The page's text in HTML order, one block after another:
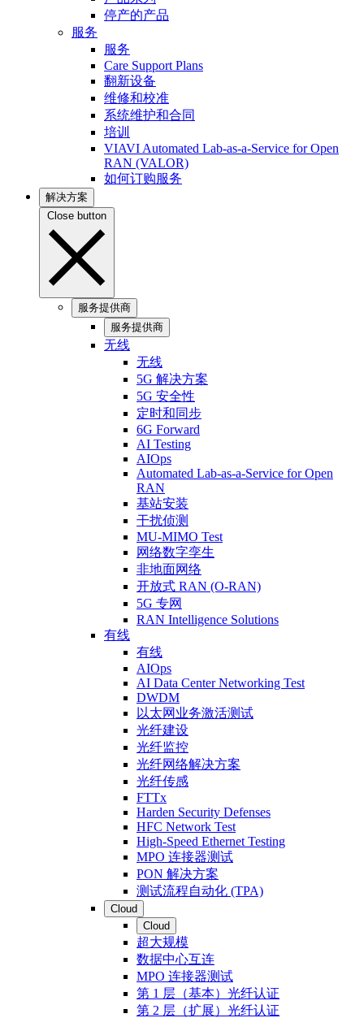
停产的产品
服务
服务
Care Support Plans
翻新设备
维修和校准
系统维护和合同
培训
VIAVI Automated Lab-as-a-Service for Open
RAN (VALOR)
如何订购服务
解决方案
Close button
服务提供商
服务提供商
无线
无线
5G 解决方案
5G 安全性
定时和同步
6G Forward
AI Testing
AIOps
Automated Lab-as-a-Service for Open
RAN
基站安装
干扰侦测
MU-MIMO Test
网络数字孪生
非地面网络
开放式 RAN (O-RAN)
5G 专网
RAN Intelligence Solutions
有线
有线
AIOps
AI Data Center Networking Test
DWDM
以太网业务激活测试
光纤建设
光纤监控
光纤网络解决方案
光纤传感
FTTx
Harden Security Defenses
HFC Network Test
High-Speed Ethernet Testing
MPO 连接器测试
PON 解决方案
测试流程自动化 (TPA)
Cloud
Cloud
超大规模
数据中心互连
MPO 连接器测试
第 1 层（基本）光纤认证
第 2 层（扩展）光纤认证